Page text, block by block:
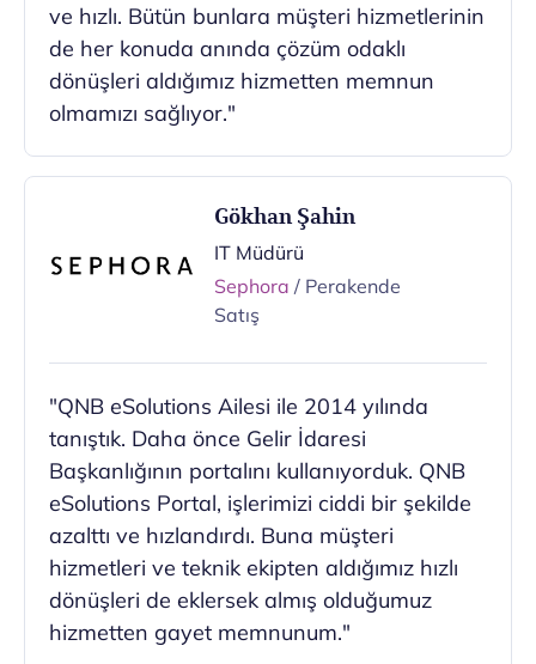
ve hızlı. Bütün bunlara müşteri hizmetlerinin
de her konuda anında çözüm odaklı
dönüşleri aldığımız hizmetten memnun
olmamızı sağlıyor."
Gökhan Şahin
IT Müdürü
Sephora / Perakende
Satış
"QNB eSolutions Ailesi ile 2014 yılında
tanıştık. Daha önce Gelir İdaresi
Başkanlığının portalını kullanıyorduk. QNB
eSolutions Portal, işlerimizi ciddi bir şekilde
azalttı ve hızlandırdı. Buna müşteri
hizmetleri ve teknik ekipten aldığımız hızlı
dönüşleri de eklersek almış olduğumuz
hizmetten gayet memnunum."